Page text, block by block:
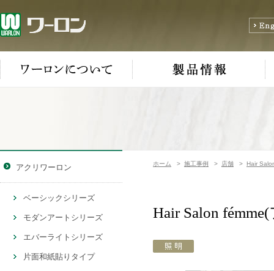
ホーム > 施工事例 > 店舗 > Hair
Hair Salon
アクリワーロン
ベーシックシリーズ
モダンアートシリーズ
エバーライトシリーズ
片面和紙貼りタイプ